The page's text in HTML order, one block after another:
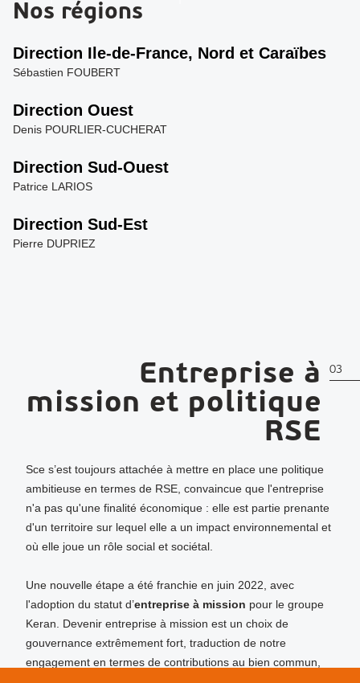
Nos régions
Direction Ile-de-France, Nord et Caraïbes
Sébastien FOUBERT
Direction Ouest
Denis POURLIER-CUCHERAT
Direction Sud-Ouest
Patrice LARIOS
Direction Sud-Est
Pierre DUPRIEZ
03
Entreprise à
mission et politique
RSE
Sce s’est toujours attachée à mettre en place une politique
ambitieuse en termes de RSE, convaincue que l'entreprise
n'a pas qu'une finalité économique : elle est partie prenante
d'un territoire sur lequel elle a un impact environnemental et
où elle joue un rôle social et sociétal.
Une nouvelle étape a été franchie en juin 2022, avec
l'adoption du statut d’entreprise à mission pour le groupe
Keran. Devenir entreprise à mission est un choix de
gouvernance extrêmement fort, traduction de notre
engagement en termes de contributions au bien commun,